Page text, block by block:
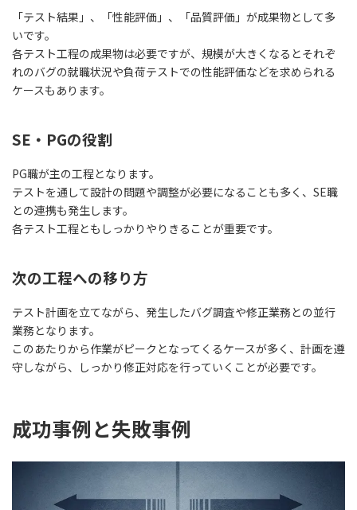
「テスト結果」、「性能評価」、「品質評価」が成果物として多
いです。
各テスト工程の成果物は必要ですが、規模が大きくなるとそれぞ
れのバグの就職状況や負荷テストでの性能評価などを求められる
ケースもあります。
SE・PGの役割
PG職が主の工程となります。
テストを通して設計の問題や調整が必要になることも多く、SE職
との連携も発生します。
各テスト工程ともしっかりやりきることが重要です。
次の工程への移り方
テスト計画を立てながら、 発生したバグ調査や修正業務との並行
業務となります。
このあたりから作業がピークとなってくるケースが多く、計画を遵
守しながら、しっかり修正対応を行っていくことが必要です。
成功事例と失敗事例